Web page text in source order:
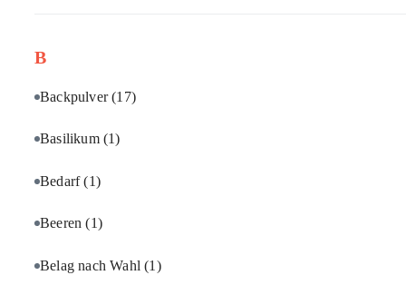
B
Backpulver(17)
Basilikum (1)
Bedarf(1)
Beeren(1)
Belag nach Wahl(1)